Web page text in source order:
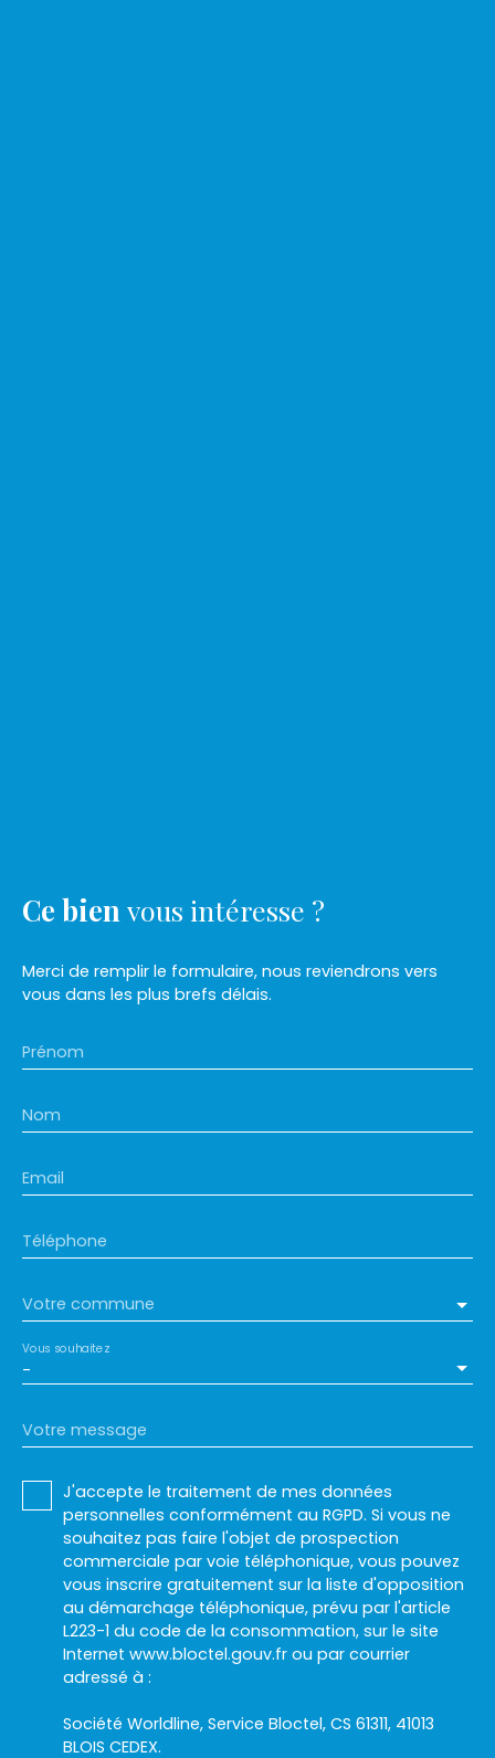
Ce bien vous intéresse ?
Merci de remplir le formulaire, nous reviendrons vers
vous dans les plus brefs délais.
Prénom
Nom
Email
Téléphone
Votre commune
-
Vous souhaitez
Votre message
J'accepte le traitement de mes données
personnelles conformément au RGPD. Si vous ne
souhaitez pas faire l'objet de prospection
commerciale par voie téléphonique, vous pouvez
vous inscrire gratuitement sur la liste d'opposition
au démarchage téléphonique, prévu par l'article
L223-1 du code de la consommation, sur le site
Internet www.bloctel.gouv.fr ou par courrier
adressé à :
Société Worldline, Service Bloctel, CS 61311, 41013
BLOIS CEDEX.